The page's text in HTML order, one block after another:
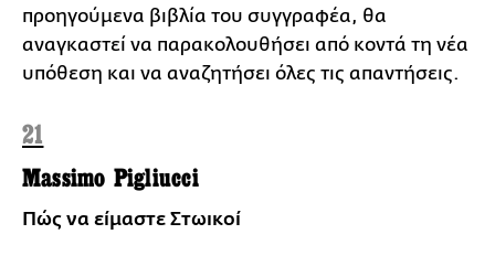
προηγούμενα βιβλία του συγγραφέα, θα
αναγκαστεί να παρακολουθήσει από κοντά τη νέα
υπόθεση και να αναζητήσει όλες τις απαντήσεις.
21
Massimo Pigliucci
Πώς να είμαστε Στωικοί